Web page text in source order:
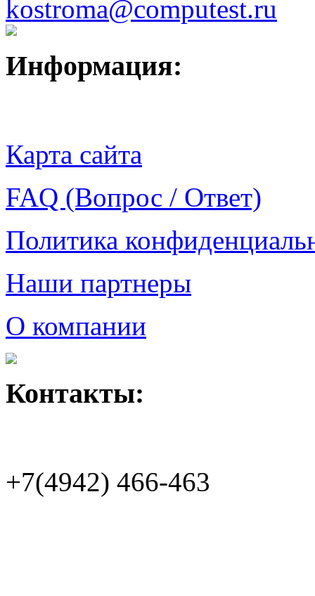
kostroma@computest.ru
Информация:
Карта сайта
FAQ (Вопрос / Ответ)
Политика
Наши партнеры
О компании
Контакты:
+7(4942) 466-463